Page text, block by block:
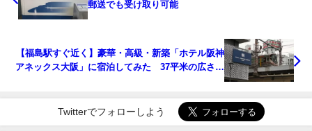
郵送でも受け取り可能
【福島駅すぐ近く】豪華・高級・新築「ホテル阪神
アネックス大阪」に宿泊してみた 37平米の広さの
Twitterでフォローしよう